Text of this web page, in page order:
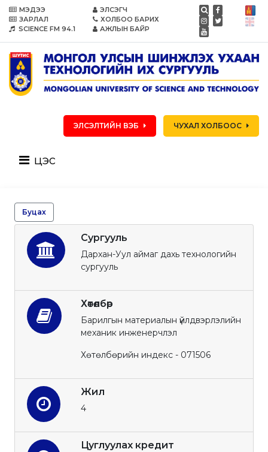
МЭДЭЭ
ЗАРЛАЛ
SCIENCE FM 94.1
ЭЛСЭГЧ
ХОЛБОО БАРИХ
АЖЛЫН БАЙР
ЭЛСЭЛТИЙН ВЭБ ЧУХАЛ ХОЛБООС
цэс
Буцах
Сургууль
Дархан-Уул аймаг дахь технологийн
сургууль
Хөтөлбөр
Барилгын материалын үйлдвэрлэлийн
механик инженерчлэл
Хөтөлбөрийн индекс - 071506
Жил
4
Цуглуулах кредит